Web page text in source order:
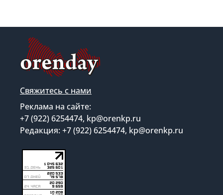
Свяжитесь с нами
Реклама на сайте:
+7 (922) 6254474, kp@orenkp.ru
Редакция: +7 (922) 6254474, kp@orenkp.ru